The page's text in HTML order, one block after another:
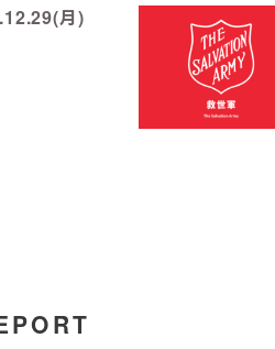
月)